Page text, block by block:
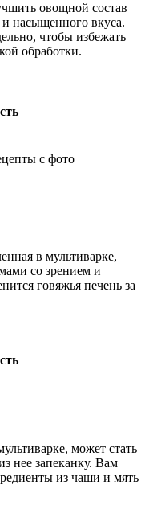
овощной состав
и насыщенного вкуса.
чтобы избежать
обработки.
в мультиварке,
со зрением и
говяжья печень за
может стать
нее запеканку. Вам
из чаши и мять